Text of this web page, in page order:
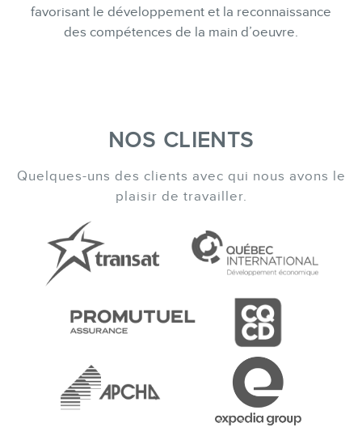
BLOGUE
MEMBRES
INFOLETTRE
favorisant le développement et la reconnaissance
des compétences de la main d’oeuvre.
NOS CLIENTS
Quelques-uns des clients avec qui nous avons le
plaisir de travailler.